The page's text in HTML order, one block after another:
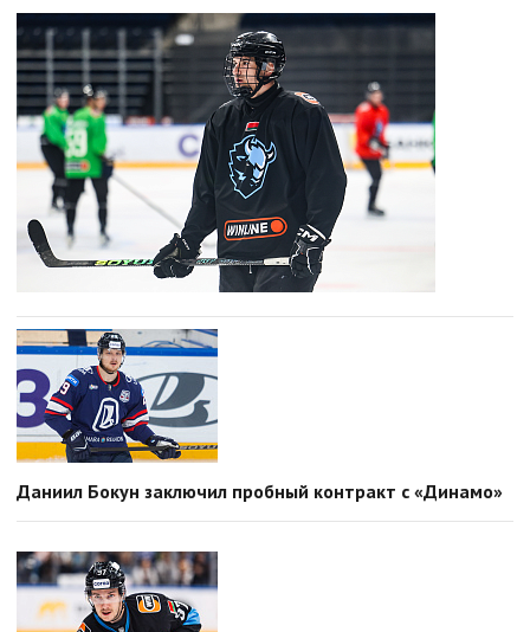
Даниил Бокун заключил пробный контракт с «Динамо»